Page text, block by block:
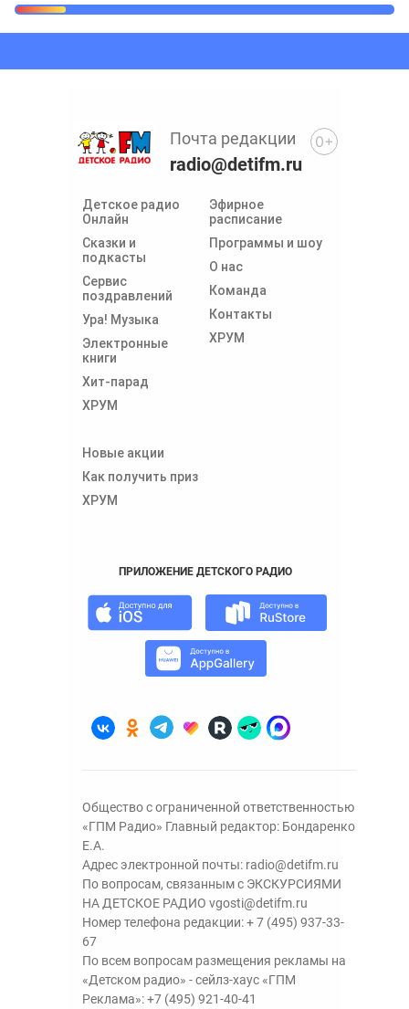
Детское радио
Онлайн
Сказки и
подкасты
Сервис
поздравлений
Ура! Музыка
Электронные
книги
Хит-парад
ХРУМ
Эфирное
расписание
Программы и шоу
О нас
Команда
Контакты
ХРУМ
Новые акции
Как получить приз
ХРУМ
Почта редакции
radio@detifm.ru
ПРИЛОЖЕНИЕ ДЕТСКОГО РАДИО
0+
Общество с ограниченной ответственностью
«ГПМ Радио» Главный редактор: Бондаренко
Е.А.
Адрес электронной почты: radio@detifm.ru
По вопросам, связанным с ЭКСКУРСИЯМИ
НА ДЕТСКОЕ РАДИО vgosti@detifm.ru
Номер телефона редакции:+ 7 (495) 937-33-
67
По всем вопросам размещения рекламы на
«Детском радио» - сейлз-хаус «ГПМ
Реклама»:+7 (495) 921-40-41